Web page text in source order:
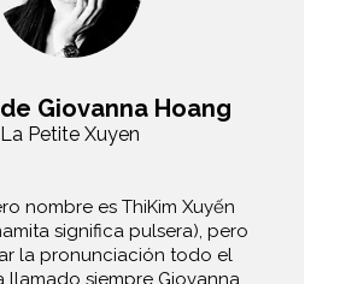
Giovanna Hoang
La Petite Xuyen
nombre es ThiKim Xuyến
significa pulsera), pero
la pronunciación todo el
llamado siempre Giovanna.